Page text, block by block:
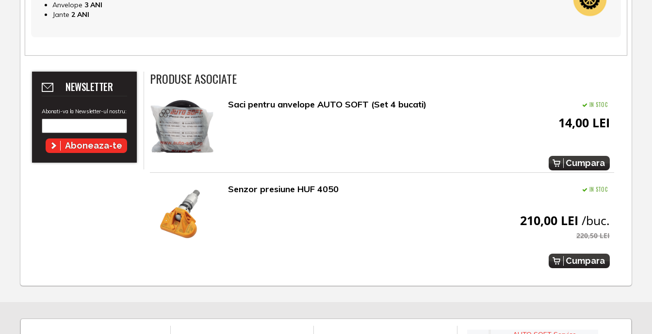
Anvelope 3 ANI
Jante 2 ANI
NEWSLETTER
Abonati-va la Newsletter-ul nostru:
Aboneaza-te
PRODUSE ASOCIATE
Saci pentru anvelope AUTO SOFT (Set 4 bucati) IN STOC
14,00 LEI
Cumpara
Senzor presiune HUF 4050 IN STOC
210,00 LEI /buc.
220,50 LEI
Cumpara